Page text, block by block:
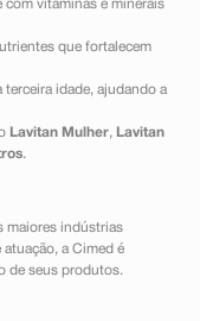
vitaminas e minerais
que fortalecem
idade, ajudando a
Lavitan Mulher,
Lavitan
.
maiores indústrias
a Cimed é
de seus produtos.